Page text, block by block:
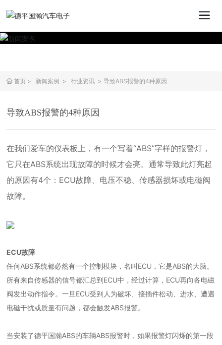
首页 新闻案例 行业资讯 导致ABS报警的4种原因
导致ABS报警的4种原因
在我们爱车的仪表板上，有一个写着“ABS”字样的报警灯，
它只在ABS系统出现故障的时候才会亮。通常导致此灯亮起
的原因有4个：ECU故障、电压不稳、传感器损坏或电磁阀
故障。
ECU故障
任何ABS系统都必然有一个控制模块，名叫ECU，它是ABS的大脑。
所有来自传感器的信号都汇总到ECU中，经过计算，ECU再向各电磁
阀发出动作指令。一旦ECU受到人为破坏、接插件松动、进水、遭遇
电磁干扰或质量有问题，都会触发ABS报警。
当安装了德平国瀚ABS的车辆ABS报警时，如果报警灯闪烁的第一段